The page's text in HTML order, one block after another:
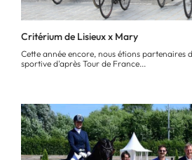
Critérium de Lisieux x Mary
Cette année encore, nous étions partenaires
sportive d'après Tour de France...